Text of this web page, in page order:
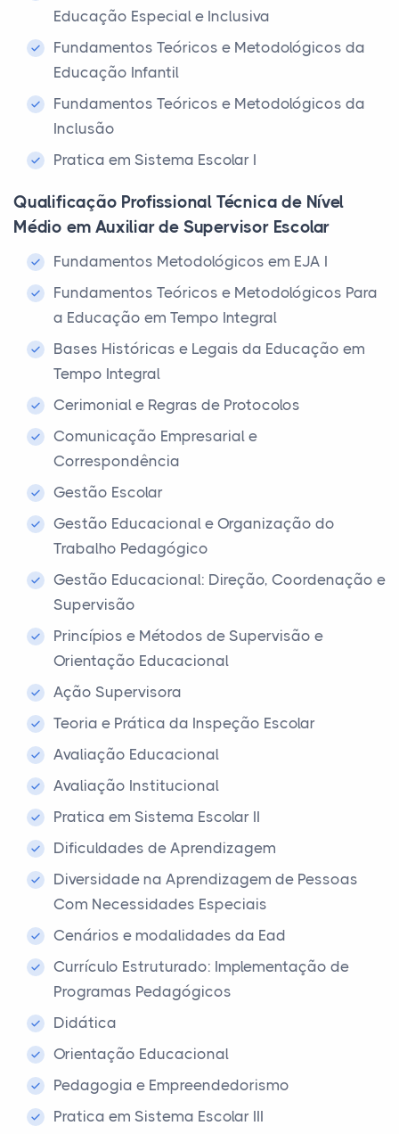
Educação Especial e Inclusiva
Fundamentos Teóricos e Metodológicos da
Educação Infantil
Fundamentos Teóricos e Metodológicos da
Inclusão
Pratica em Sistema Escolar I
Qualificação Profissional Técnica de Nível
Médio em Auxiliar de Supervisor Escolar
Fundamentos Metodológicos em EJA I
Fundamentos Teóricos e Metodológicos Para
a Educação em Tempo Integral
Bases Históricas e Legais da Educação em
Tempo Integral
Cerimonial e Regras de Protocolos
Comunicação Empresarial e
Correspondência
Gestão Escolar
Gestão Educacional e Organização do
Trabalho Pedagógico
Gestão Educacional: Direção, Coordenação e
Supervisão
Princípios e Métodos de Supervisão e
Orientação Educacional
Ação Supervisora
Teoria e Prática da Inspeção Escolar
Avaliação Educacional
Avaliação Institucional
Pratica em Sistema Escolar II
Dificuldades de Aprendizagem
Diversidade na Aprendizagem de Pessoas
Com Necessidades Especiais
Cenários e modalidades da Ead
Currículo Estruturado: Implementação de
Programas Pedagógicos
Didática
Orientação Educacional
Pedagogia e Empreendedorismo
Pratica em Sistema Escolar III